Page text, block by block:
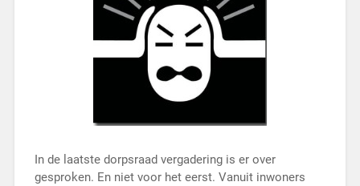
In de laatste dorpsraad vergadering is er over
gesproken. En niet voor het eerst. Vanuit inwoners